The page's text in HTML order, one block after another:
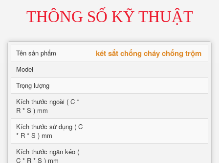
THÔNG SỐ KỸ THUẬT
Tên sản phẩm két sắt chống cháy chống trộm
Model
Trọng lượng
Kích thước ngoài ( C *
R * S ) mm
Kích thước sử dụng ( C
* R * S ) mm
Kích thước ngăn kéo (
C * R * S ) mm